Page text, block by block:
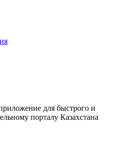
для быстрого и
порталу Казахстана